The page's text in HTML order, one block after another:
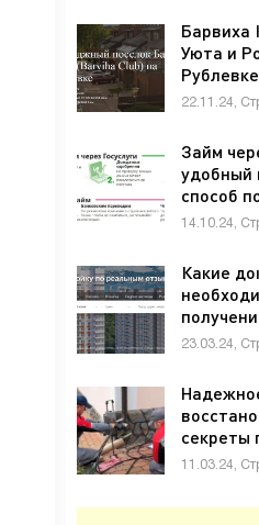
Барвиха
Уюта и
Рублевке
22.11.24,
Займ
удобный
способ
14.10.24,
Какие
23.03.24,
секреты
11.03.24,